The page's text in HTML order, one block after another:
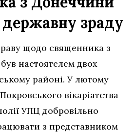
зраду
щодо священника з
настоятелем двох
районі. У лютому
вікаріатства
УПЦ добровільно
з представником